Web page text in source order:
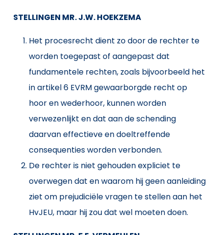
STELLINGEN MR. J.W. HOEKZEMA
Het procesrecht dient zo door de rechter te
worden toegepast of aangepast dat
fundamentele rechten, zoals bijvoorbeeld het
in artikel 6 EVRM gewaarborgde recht op
hoor en wederhoor, kunnen worden
verwezenlijkt en dat aan de schending
daarvan effectieve en doeltreffende
consequenties worden verbonden.
De rechter is niet gehouden expliciet te
overwegen dat en waarom hij geen aanleiding
ziet om prejudiciële vragen te stellen aan het
HvJEU, maar hij zou dat wel moeten doen.